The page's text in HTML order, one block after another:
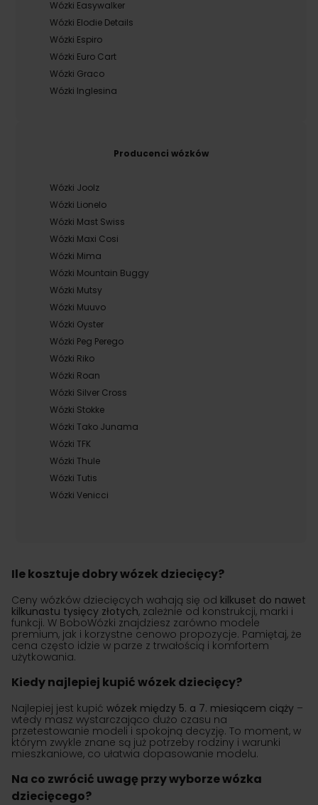
Wózki Easywalker
Wózki Elodie Details
Wózki Espiro
Wózki Euro Cart
Wózki Graco
Wózki Inglesina
Producenci wózków
Wózki Joolz
Wózki Lionelo
Wózki Mast Swiss
Wózki Maxi Cosi
Wózki Mima
Wózki Mountain Buggy
Wózki Mutsy
Wózki Muuvo
Wózki Oyster
Wózki Peg Perego
Wózki Riko
Wózki Roan
Wózki Silver Cross
Wózki Stokke
Wózki Tako Junama
Wózki TFK
Wózki Thule
Wózki Tutis
Wózki Venicci
Ile kosztuje dobry wózek dziecięcy?
Ceny wózków dziecięcych wahają się od kilkuset do nawet
kilkunastu tysięcy złotych, zależnie od konstrukcji, marki i
funkcji. W BoboWózki znajdziesz zarówno modele
premium, jak i korzystne cenowo propozycje. Pamiętaj, że
cena często idzie w parze z trwałością i komfortem
użytkowania.
Kiedy najlepiej kupić wózek dziecięcy?
Najlepiej jest kupić wózek między 5. a 7. miesiącem ciąży –
wtedy masz wystarczająco dużo czasu na
przetestowanie modeli i spokojną decyzję. To moment, w
którym zwykle znane są już potrzeby rodziny i warunki
mieszkaniowe, co ułatwia dopasowanie modelu.
Na co zwrócić uwagę przy wyborze wózka
dziecięcego?